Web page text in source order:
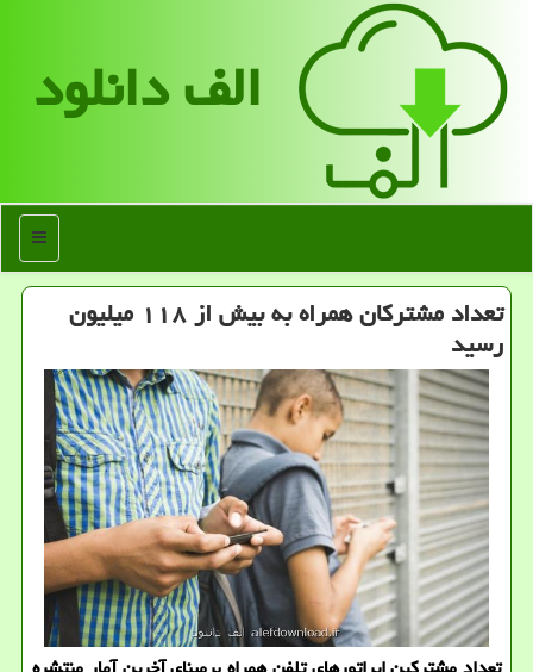
الف دانلود
منو
تعداد مشتركان همراه به بیش از ۱۱۸ میلیون
رسید